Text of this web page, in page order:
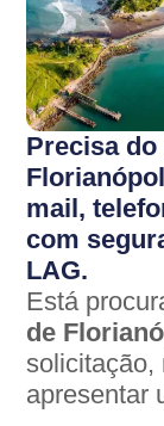
Precisa
mail,
com
LAG.
Está
de
solicitação,
apresentar